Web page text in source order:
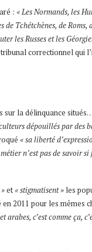
: « Les Normands, les
Tchétchènes, de Roms,
les Russes et les
correctionnel qui
sur la délinquance situés…
dépouillés par des
« sa liberté
n’est pas de savoir
et« stigmatisent » les
2011 pour les mêmes
c’est comme ça,